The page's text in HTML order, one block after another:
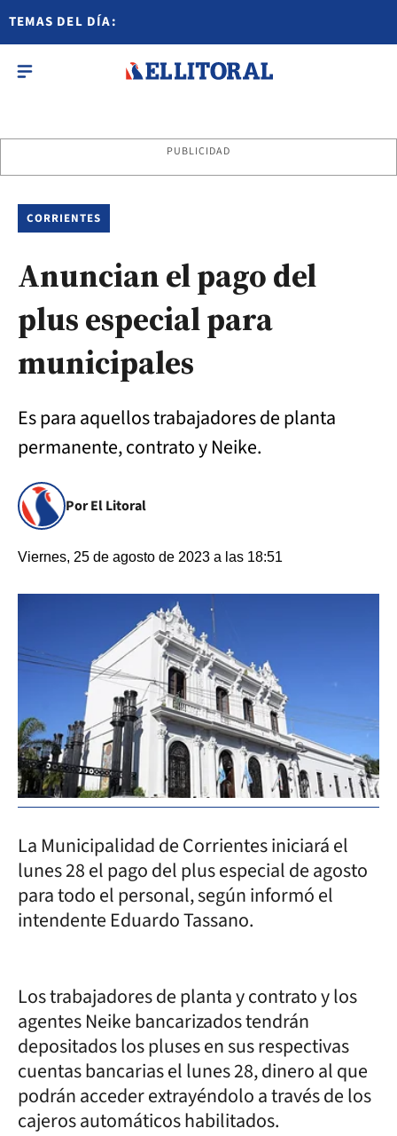
TEMAS DEL DÍA:
PUBLICIDAD
CORRIENTES
Anuncian el pago del
plus especial para
municipales
Es para aquellos trabajadores de planta
permanente, contrato y Neike.
Por El Litoral
Viernes, 25 de agosto de 2023 a las 18:51
La Municipalidad de Corrientes iniciará el
lunes 28 el pago del plus especial de agosto
para todo el personal, según informó el
intendente Eduardo Tassano.
Los trabajadores de planta y contrato y los
agentes Neike bancarizados tendrán
depositados los pluses en sus respectivas
cuentas bancarias el lunes 28, dinero al que
podrán acceder extrayéndolo a través de los
cajeros automáticos habilitados.